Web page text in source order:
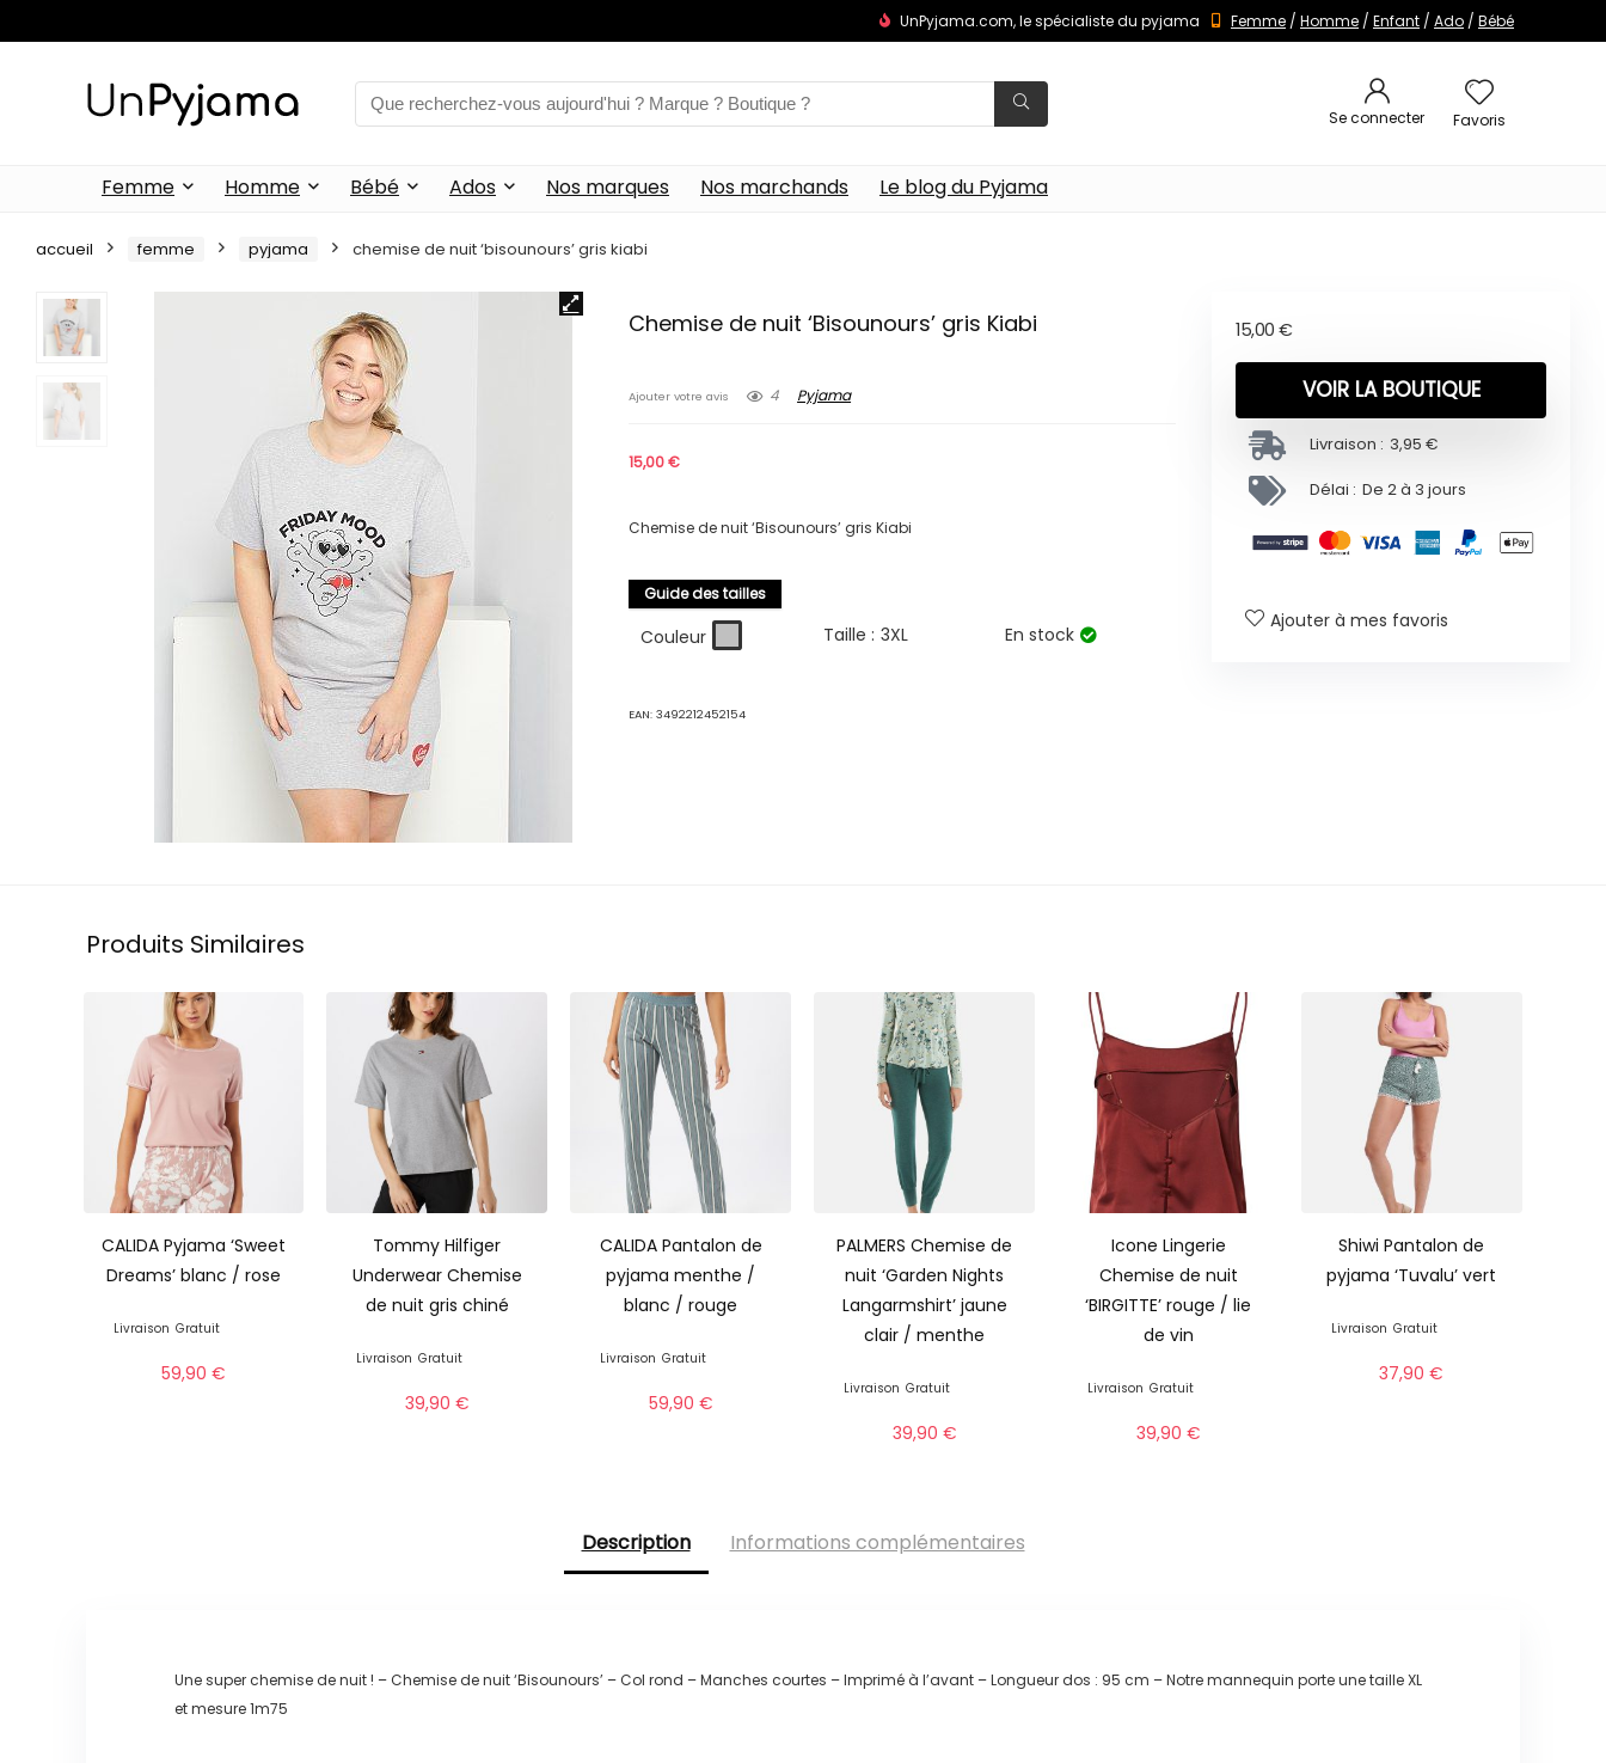
UnPyjama.com, le spécialiste du pyjama Femme / Homme / Enfant / Ado / Bébé
Se connecter Favoris
Femme Homme Bébé Ados Nos marques Nos marchands Le blog du Pyjama
accueil femme pyjama chemise de nuit ‘bisounours’ gris kiabi
Chemise de nuit ‘Bisounours’ gris Kiabi
Ajouter votre avis 4 Pyjama
15,00€
Chemise de nuit ‘Bisounours’ gris Kiabi
Guide des tailles
Couleur Taille : 3XL En stock
EAN:3492212452154
15,00 €
VOIR LA BOUTIQUE
Livraison : 3,95 €
Délai : De 2 à 3 jours
Ajouter à mes favoris
Produits Similaires
CALIDA Pyjama ‘Sweet
Dreams’ blanc / rose
Livraison Gratuit
59,90 €
Tommy Hilfiger
Underwear Chemise
de nuit gris chiné
Livraison Gratuit
39,90 €
CALIDA Pantalon de
pyjama menthe /
blanc / rouge
Livraison Gratuit
59,90 €
PALMERS Chemise de
nuit ‘Garden Nights
Langarmshirt’ jaune
clair / menthe
Livraison Gratuit
39,90 €
Icone Lingerie
Chemise de nuit
‘BIRGITTE’ rouge / lie
de vin
Livraison Gratuit
39,90 €
Shiwi Pantalon de
pyjama ‘Tuvalu’ vert
Livraison Gratuit
37,90€
Description Informations complémentaires
Une super chemise de nuit ! – Chemise de nuit ‘Bisounours’ – Col rond – Manches courtes – Imprimé à l’avant – Longueur dos : 95 cm – Notre mannequin porte une taille XL
et mesure 1m75